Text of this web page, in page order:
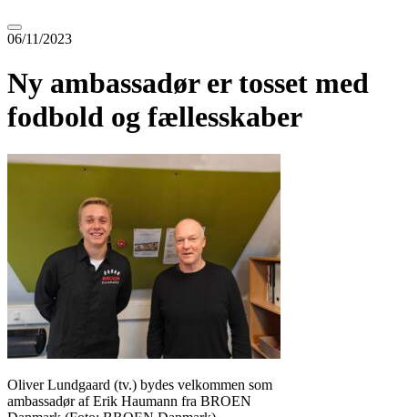
06/11/2023
Ny ambassadør er tosset med
fodbold og fællesskaber
Oliver Lundgaard (tv.) bydes velkommen som
ambassadør af Erik Haumann fra BROEN